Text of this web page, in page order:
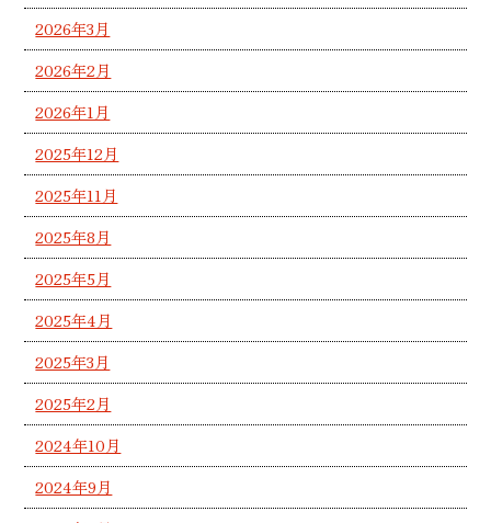
2026年3月
2026年2月
2026年1月
2025年12月
2025年11月
2025年8月
2025年5月
2025年4月
2025年3月
2025年2月
2024年10月
2024年9月